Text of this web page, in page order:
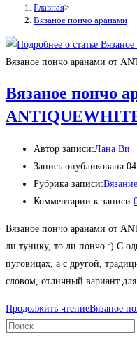
Главная>
Вязаное пончо аранами
Вязаное пончо аранами от
Вязаное пончо
Автор записи:Лана Ви
Запись опубликована:
Рубрика записи:
Комментарии к записи:
Вязаное пончо аранами от
ли тунику, то ли пончо :) С
пуговицах, а с другой,
словом, отличный вариант
Продолжить чтениеВязаное